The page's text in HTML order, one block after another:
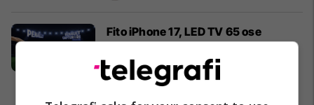
Fito iPhone 17, LED TV 65 ose
Renault Captur!
Auto Mita